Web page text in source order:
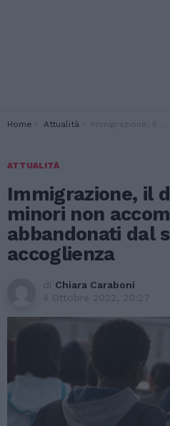
You are here:
Home Attualità Immigrazione, il dramma dei minori non accompagnati abbandonati dal sistema accoglienza
ATTUALITÀ
Immigrazione, il
minori non
abbandonati dal
accoglienza
di Chiara Caraboni
4 Ottobre 2022, 20:27